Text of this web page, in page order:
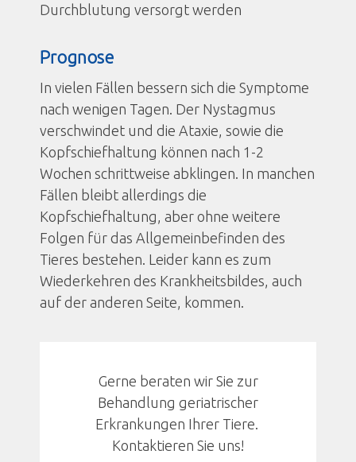
Durchblutung versorgt werden
Prognose
In vielen Fällen bessern sich die Symptome
nach wenigen Tagen. Der Nystagmus
verschwindet und die Ataxie, sowie die
Kopfschiefhaltung können nach 1-2
Wochen schrittweise abklingen. In manchen
Fällen bleibt allerdings die
Kopfschiefhaltung, aber ohne weitere
Folgen für das Allgemeinbefinden des
Tieres bestehen. Leider kann es zum
Wiederkehren des Krankheitsbildes, auch
auf der anderen Seite, kommen.
Gerne beraten wir Sie zur
Behandlung geriatrischer
Erkrankungen Ihrer Tiere.
Kontaktieren Sie uns!